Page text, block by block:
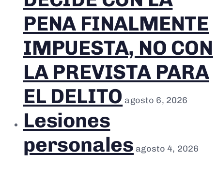
PENA FINALMENTE
IMPUESTA, NO CON
LA PREVISTA PARA
EL DELITO agosto 6, 2026
Lesiones
personales agosto 4, 2026